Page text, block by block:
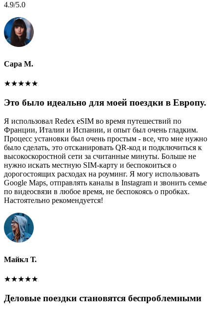
4.9/5.0
Сара М.
★★★★★
Это было идеально для моей поездки в Европу.
Я использовал Redex eSIM во время путешествий по
Франции, Италии и Испании, и опыт был очень гладким.
Процесс установки был очень простым - все, что мне нужно
было сделать, это отсканировать QR-код и подключиться к
высокоскоростной сети за считанные минуты. Больше не
нужно искать местную SIM-карту и беспокоиться о
дорогостоящих расходах на роуминг. Я могу использовать
Google Maps, отправлять каналы в Instagram и звонить семье
по видеосвязи в любое время, не беспокоясь о пробках.
Настоятельно рекомендуется!
Майкл Т.
★★★★★
Деловые поездки становятся беспроблемными